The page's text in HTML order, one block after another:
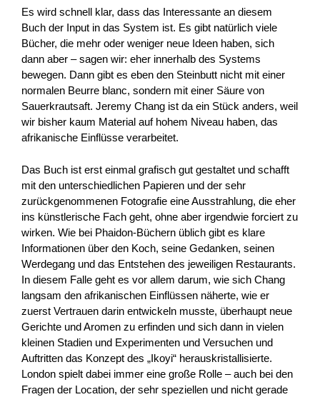
Es wird schnell klar, dass das Interessante an diesem
Buch der Input in das System ist. Es gibt natürlich viele
Bücher, die mehr oder weniger neue Ideen haben, sich
dann aber – sagen wir: eher innerhalb des Systems
bewegen. Dann gibt es eben den Steinbutt nicht mit einer
normalen Beurre blanc, sondern mit einer Säure von
Sauerkrautsaft. Jeremy Chang ist da ein Stück anders, weil
wir bisher kaum Material auf hohem Niveau haben, das
afrikanische Einflüsse verarbeitet.
Das Buch ist erst einmal grafisch gut gestaltet und schafft
mit den unterschiedlichen Papieren und der sehr
zurückgenommenen Fotografie eine Ausstrahlung, die eher
ins künstlerische Fach geht, ohne aber irgendwie forciert zu
wirken. Wie bei Phaidon-Büchern üblich gibt es klare
Informationen über den Koch, seine Gedanken, seinen
Werdegang und das Entstehen des jeweiligen Restaurants.
In diesem Falle geht es vor allem darum, wie sich Chang
langsam den afrikanischen Einflüssen näherte, wie er
zuerst Vertrauen darin entwickeln musste, überhaupt neue
Gerichte und Aromen zu erfinden und sich dann in vielen
kleinen Stadien und Experimenten und Versuchen und
Auftritten das Konzept des „Ikoyi“ herauskristallisierte.
London spielt dabei immer eine große Rolle – auch bei den
Fragen der Location, der sehr speziellen und nicht gerade